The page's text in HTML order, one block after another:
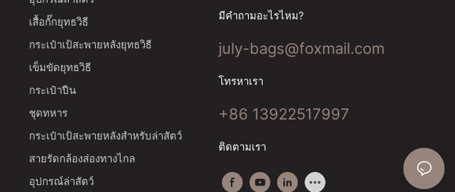
เสื้อกั๊กยุทธวิธี
กระเป๋าเป้สะพายหลังยุทธวิธี
เข็มขัดยุทธวิธี
กระเป๋าปืน
ชุดทหาร
กระเป๋าเป้สะพายหลังสำหรับล่าสัตว์
สายรัดกล้องส่องทางไกล
อุปกรณ์ล่าสัตว์
มีคำถามอะไรไหม?
july-bags@foxmail.com
โทรหาเรา
+86 13922517997
ติดตามเรา